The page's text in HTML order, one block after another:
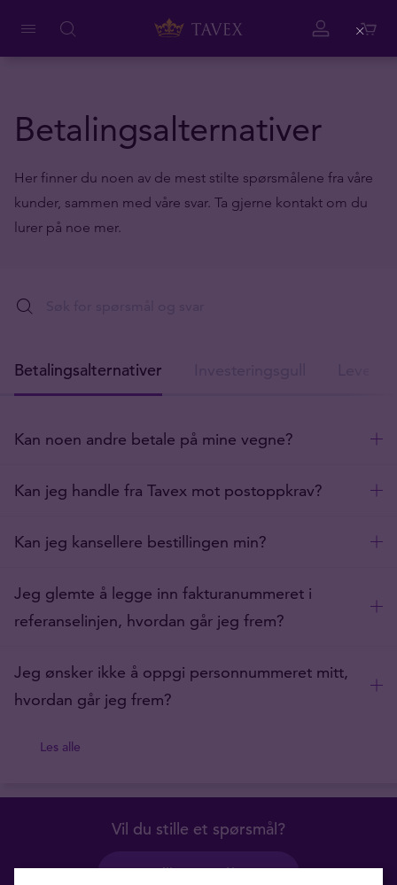
Betalingsalternativer
Her finner du noen av de mest stilte spørsmålene fra våre
kunder, sammen med våre svar. Ta gjerne kontakt om du
lurer på noe mer.
Betalingsalternativer
Kan noen andre betale på mine vegne?
Kan jeg handle fra Tavex mot postoppkrav?
Kan jeg kansellere bestillingen min?
Jeg glemte å legge inn fakturanummeret i
referanselinjen, hvordan går jeg frem?
Jeg ønsker ikke å oppgi personnummeret mitt,
hvordan går jeg frem?
Les alle
Vil du stille et spørsmål?
Still spørsmålet
Close